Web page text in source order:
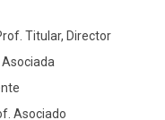
Titular, Director
Asociado